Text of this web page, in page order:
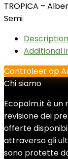
TROPICA –
Semi
Description
Additional
Controleer op
Chi siamo
Ecopalm.it è
revisione dei
offerte
attraverso gli
sono protette